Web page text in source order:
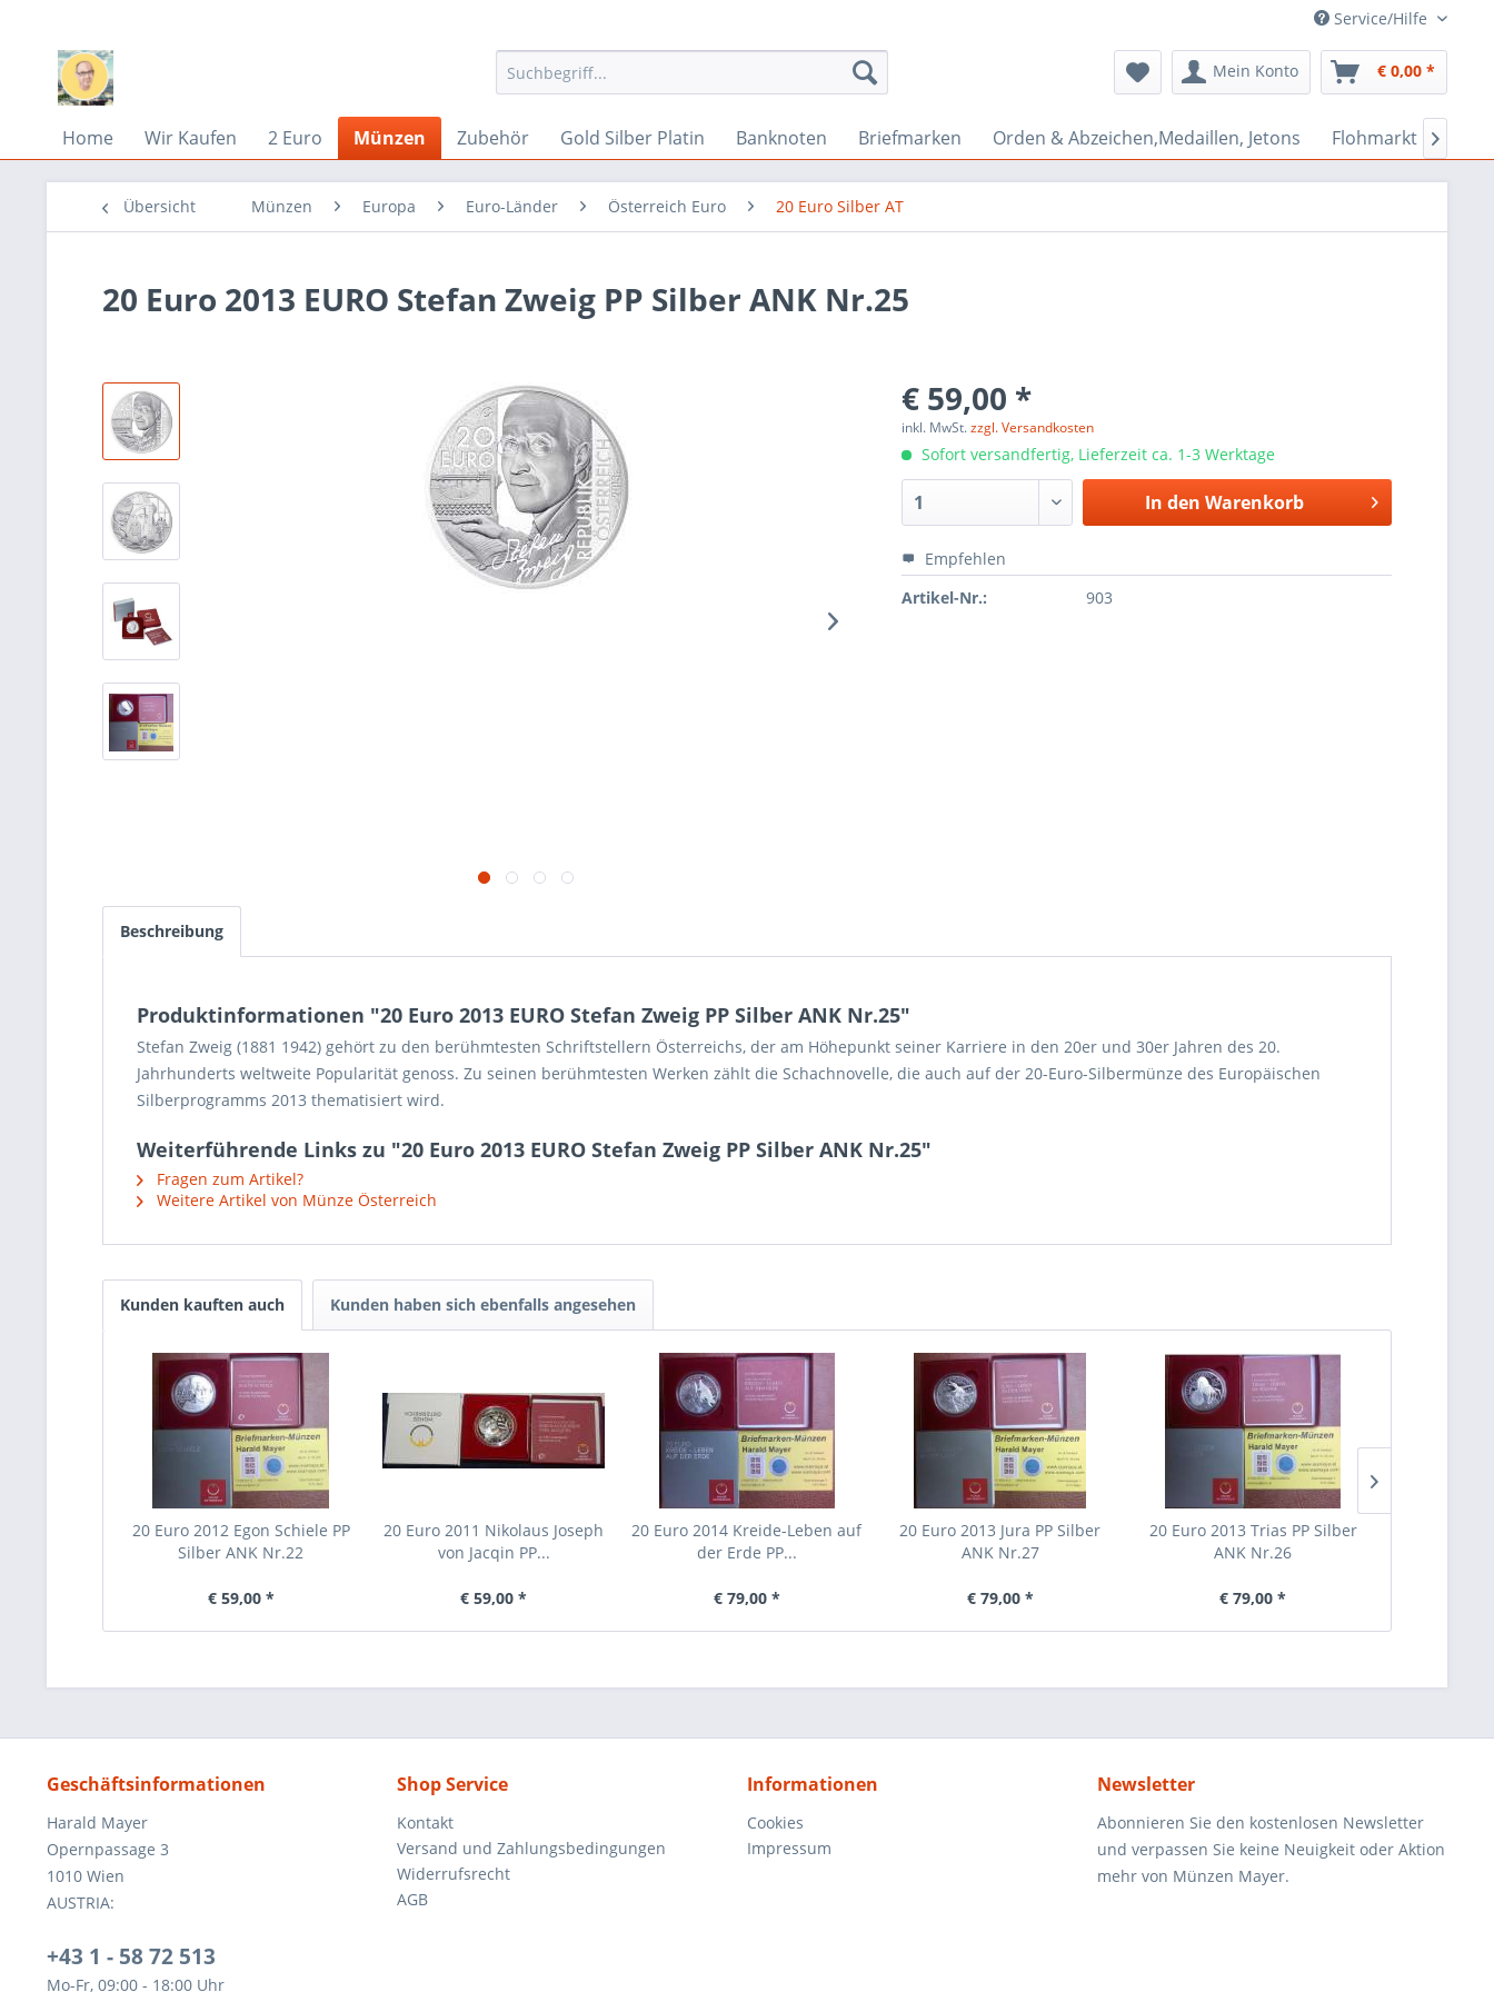
Service/Hilfe
Mein Konto € 0,00 *
Home Wir Kaufen 2 Euro Münzen Zubehör Gold Silber Platin Banknoten Briefmarken Orden & Abzeichen,Medaillen, Jetons Flohmarkt Bazar

Übersicht Münzen Europa Euro-Länder Österreich Euro 20 Euro Silber AT
20 Euro 2013 EURO Stefan Zweig PP Silber ANK Nr.25
€ 59,00 *
inkl. MwSt.zzgl. Versandkosten
Sofort versandfertig, Lieferzeit ca. 1-3 Werktage
In den Warenkorb
Empfehlen
Artikel-Nr.:
903
Beschreibung
Produktinformationen "20 Euro 2013 EURO Stefan Zweig PP Silber ANK Nr.25"
Stefan Zweig (1881 1942) gehört zu den berühmtesten Schriftstellern Österreichs, der am Höhepunkt seiner Karriere in den 20er und 30er Jahren des 20.
Jahrhunderts weltweite Popularität genoss. Zu seinen berühmtesten Werken zählt die Schachnovelle, die auch auf der 20-Euro-Silbermünze des Europäischen
Silberprogramms 2013 thematisiert wird.
Weiterführende Links zu "20 Euro 2013 EURO Stefan Zweig PP Silber ANK Nr.25"
Fragen zum Artikel?
Weitere Artikel von Münze Österreich
Kunden kauften auch Kunden haben sich ebenfalls angesehen
20 Euro 2012 Egon Schiele PP
Silber ANK Nr.22
€ 59,00 *
20 Euro 2011 Nikolaus Joseph
von Jacqin PP...
€ 59,00 *
20 Euro 2014 Kreide-Leben auf
der Erde PP...
€ 79,00 *
20 Euro 2013 Jura PP Silber
ANK Nr.27
€ 79,00 *
20 Euro 2013 Trias PP Silber
ANK Nr.26
€ 79,00 *
Geschäftsinformationen
Harald Mayer
Opernpassage 3
1010 Wien
AUSTRIA:
+43 1 - 58 72 513
Mo-Fr, 09:00 - 18:00 Uhr
Shop Service
Kontakt
Versand und Zahlungsbedingungen
Widerrufsrecht
AGB
Informationen
Cookies
Impressum
Newsletter
Abonnieren Sie den kostenlosen Newsletter
und verpassen Sie keine Neuigkeit oder Aktion
mehr von Münzen Mayer.